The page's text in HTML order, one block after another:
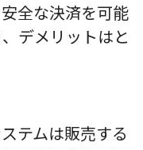
全な決済を可能
デメリットはと
テムは販売する